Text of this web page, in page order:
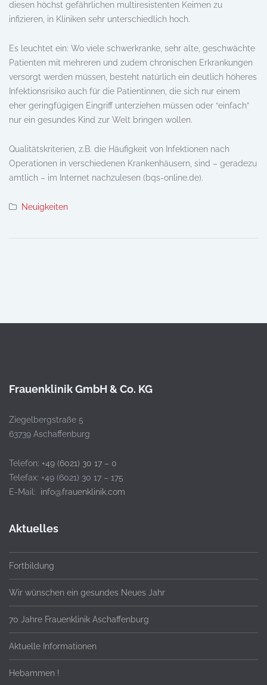
diesen höchst gefährlichen multiresistenten Keimen zu
infizieren, in Kliniken sehr unterschiedlich hoch.
Es leuchtet ein: Wo viele schwerkranke, sehr alte, geschwächte
Patienten mit mehreren und zudem chronischen Erkrankungen
versorgt werden müssen, besteht natürlich ein deutlich höheres
Infektionsrisiko auch für die Patientinnen, die sich nur einem
eher geringfügigen Eingriff unterziehen müssen oder “einfach”
nur ein gesundes Kind zur Welt bringen wollen.
Qualitätskriterien, z.B. die Häufigkeit von Infektionen nach
Operationen in verschiedenen Krankenhäusern, sind – geradezu
amtlich – im Internet nachzulesen (bqs-online.de).
Neuigkeiten
Frauenklinik GmbH & Co. KG
Ziegelbergstraße 5
63739 Aschaffenburg
Telefon: +49 (6021) 30 17 – 0
Telefax: +49 (6021) 30 17 – 175
E-Mail: info@frauenklinik.com
Aktuelles
Fortbildung
Wir wünschen ein gesundes Neues Jahr
70 Jahre Frauenklinik Aschaffenburg
Aktuelle Informationen
Hebammen !